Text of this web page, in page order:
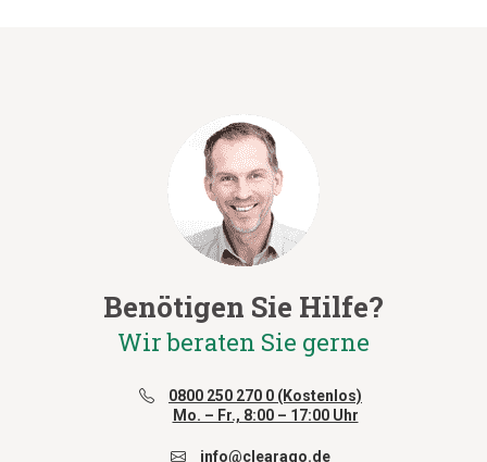
Benötigen Sie Hilfe?
Wir beraten Sie gerne
0800 250 270 0 (Kostenlos)
Mo. – Fr., 8:00 – 17:00 Uhr
info@clearago.de